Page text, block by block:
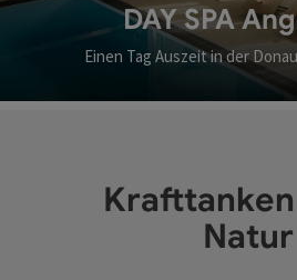
DAY SPA
Einen Tag Auszeit in der
Natur